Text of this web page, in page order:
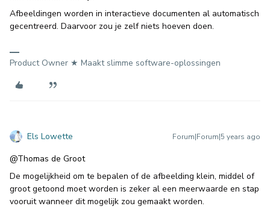
Afbeeldingen worden in interactieve documenten al automatisch
gecentreerd. Daarvoor zou je zelf niets hoeven doen.
Product Owner ★ Maakt slimme software-oplossingen
Els Lowette Forum|Forum|5 years ago
@Thomas de Groot
De mogelijkheid om te bepalen of de afbeelding klein, middel of
groot getoond moet worden is zeker al een meerwaarde en stap
vooruit wanneer dit mogelijk zou gemaakt worden.